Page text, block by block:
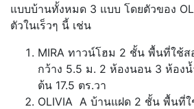
แบบบ้านทั้งหมด 3 แบบ โดยตัวของ
ตัวในเร็วๆ นี้ เช่น
MIRA ทาวน์โฮม 2 ชั้น พื้นที่ใช้
กว้าง 5.5 ม. 2 ห้องนอน 3 ห้อง
ต้น 17.5 ตร.วา
OLIVIA A บ้านแฝด 2 ชั้น พื้นที่